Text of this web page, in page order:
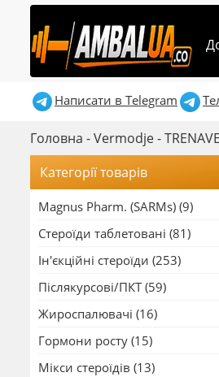
Написати в Telegram
Головна -Vermodje-
Категорії товарів
Magnus Pharm. (SARMs) (9)
Стероїди таблетовані (81)
Ін'єкційні стероїди (253)
Післякурсові/ПКТ (59)
Жироспалювачі (16)
Гормони росту (15)
Мікси стероїдів (13)